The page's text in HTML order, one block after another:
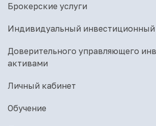
Брокерские услуги
Индивидуальный инвестиционный
Доверительного управляющего
активами
Личный кабинет
Обучение